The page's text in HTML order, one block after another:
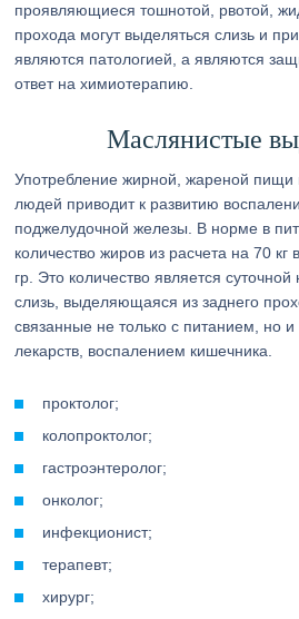
проявляющиеся тошнотой, рвотой,
прохода могут выделяться слизь и
являются патологией, а являются
ответ на химиотерапию.
Маслянистые
Употребление жирной, жареной пищи
людей приводит к развитию
поджелудочной железы. В норме в
количество жиров из расчета на 70
гр. Это количество является
слизь, выделяющаяся из заднего
связанные не только с питанием, но
лекарств, воспалением кишечника.
проктолог;
колопроктолог;
гастроэнтеролог;
онколог;
инфекционист;
терапевт;
хирург;